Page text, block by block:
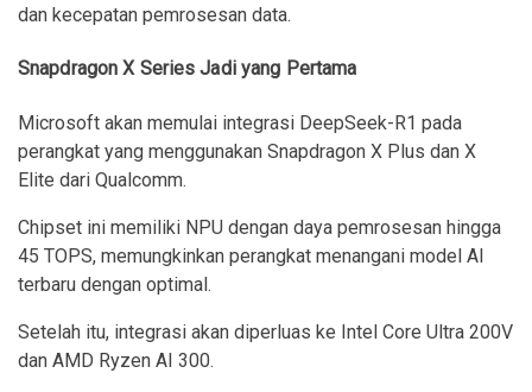
dan kecepatan pemrosesan data.
Snapdragon X Series Jadi yang Pertama
Microsoft akan memulai integrasi DeepSeek-R1 pada
perangkat yang menggunakan Snapdragon X Plus dan X
Elite dari Qualcomm.
Chipset ini memiliki NPU dengan daya pemrosesan hingga
45 TOPS, memungkinkan perangkat menangani model AI
terbaru dengan optimal.
Setelah itu, integrasi akan diperluas ke Intel Core Ultra 200V
dan AMD Ryzen AI 300.